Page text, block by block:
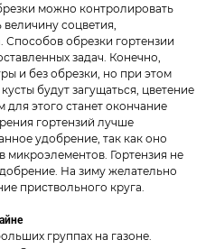
можно контролировать
величину соцветия,
Способов обрезки гортензии
задач. Конечно,
и без обрезки, но при этом
будут загущаться, цветение
этого станет окончание
гортензий лучше
удобрение, так как оно
Гортензия не
На зиму желательно
приствольного круга.
группах на газоне.